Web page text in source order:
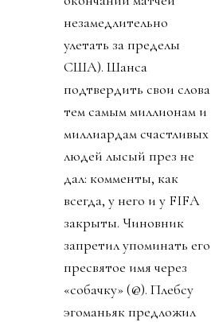
незамедлительно
улетать за пределы
США). Шанса
подтвердить свои слова
тем самым миллионам и
миллиардам счастливых
людей лысый през не
дал: комменты, как
всегда, у него и у FIFA
закрыты. Чиновник
запретил упоминать его
пресвятое имя через
«собачку» (@). Плебсу
эгоманьяк предложил